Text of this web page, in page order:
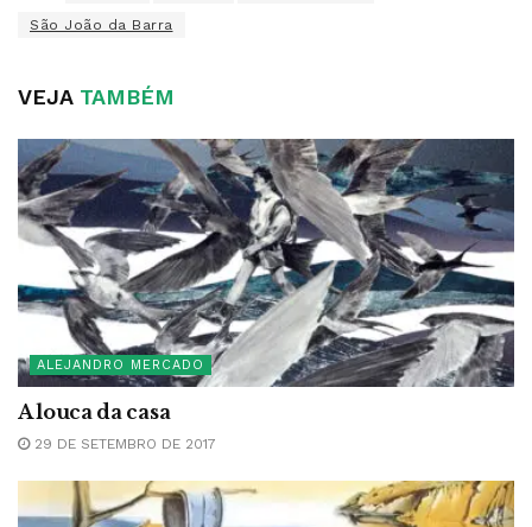
São João da Barra
VEJATAMBÉM
ALEJANDRO MERCADO
A louca da casa
29 DE SETEMBRO DE 2017